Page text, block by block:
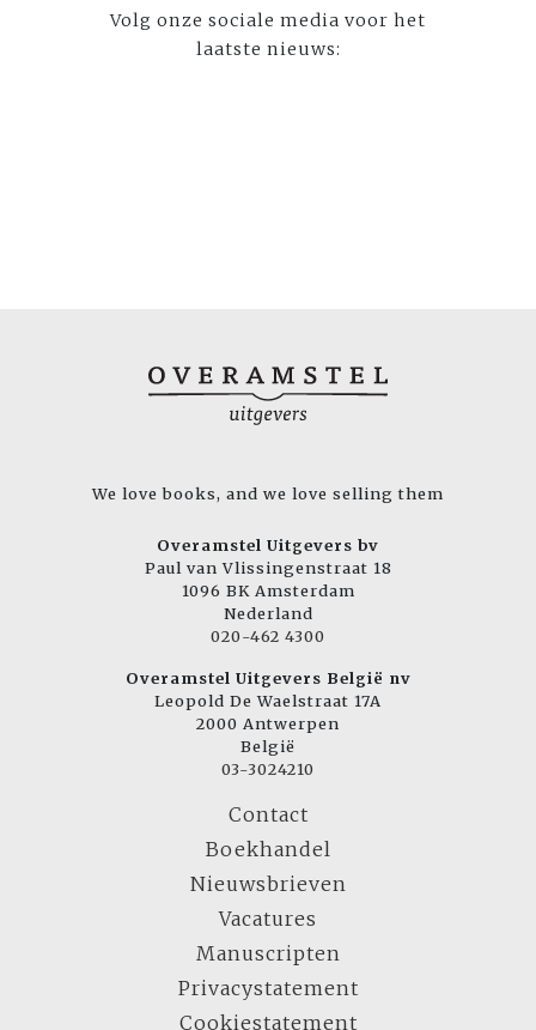
Volg onze sociale media voor het
laatste nieuws:
We love books, and we love selling them
Overamstel Uitgevers bv
Paul van Vlissingenstraat 18
1096 BK Amsterdam
Nederland
020-462 4300
Overamstel Uitgevers België nv
Leopold De Waelstraat 17A
2000 Antwerpen
België
03-3024210
Contact
Boekhandel
Nieuwsbrieven
Vacatures
Manuscripten
Privacystatement
Cookiestatement